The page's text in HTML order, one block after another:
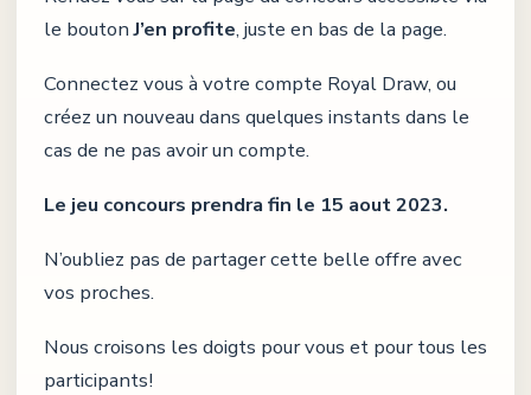
le boutonJ’en profite, juste en bas de la page.
Connectez vous à votre compte Royal Draw, ou
créez un nouveau dans quelques instants dans le
cas de ne pas avoir un compte.
Le jeu concours prendra fin le 15 aout 2023.
N’oubliez pas de partager cette belle offre avec
vos proches.
Nous croisons les doigts pour vous et pour tous les
participants!